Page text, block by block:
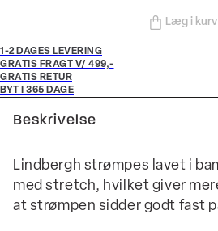
Læg i kurv
1-2 DAGES LEVERING
GRATIS FRAGT V/ 499,-
GRATIS RETUR
BYT I 365 DAGE
Beskrivelse
Lindbergh strømpes lavet i
med stretch, hvilket giver
at strømpen sidder godt fast